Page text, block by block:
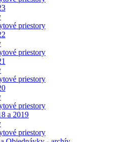
priestory
priestory
priestory
priestory
a 2019
priestory